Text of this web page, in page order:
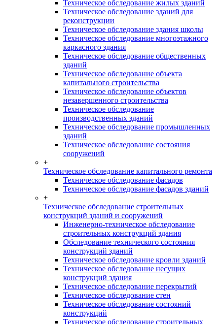
Техническое обследование жилых зданий
Техническое обследование зданий для
реконструкции
Техническое обследование здания школы
Техническое обследование многоэтажного
каркасного здания
Техническое обследование общественных
зданий
Техническое обследование объекта
капитального строительства
Техническое обследование объектов
незавершенного строительства
Техническое обследование
производственных зданий
Техническое обследование промышленных
зданий
Техническое обследование состояния
сооружений
+
Техническое обследование капитального ремонта
Техническое обследование фасадов
Техническое обследование фасадов зданий
+
Техническое обследование строительных
конструкций зданий и сооружений
Инженерно-техническое обследование
строительных конструкций здания
Обследование технического состояния
конструкций зданий
Техническое обследование кровли зданий
Техническое обследование несущих
конструкций здания
Техническое обследование перекрытий
Техническое обследование стен
Техническое обследование состояний
конструкций
Техническое обследование строительных